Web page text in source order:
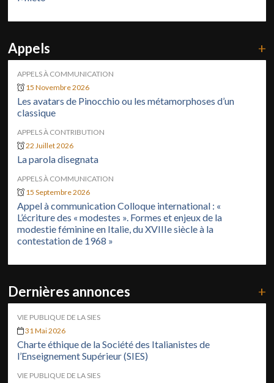
Appels +
APPELS À COMMUNICATION
15 Novembre 2026
Les avatars de Pinocchio ou les métamorphoses d’un
classique
APPELS À CONTRIBUTION
22 Juillet 2026
La parola disegnata
APPELS À COMMUNICATION
15 Septembre 2026
Appel à communication Colloque international : «
L’écriture des « modestes ». Formes et enjeux de la
modestie féminine en Italie, du XVIIIe siècle à la
contestation de 1968 »
Dernières annonces +
VIE PUBLIQUE DE LA SIES
31 Mai 2026
Charte éthique de la Société des Italianistes de
l’Enseignement Supérieur (SIES)
VIE PUBLIQUE DE LA SIES